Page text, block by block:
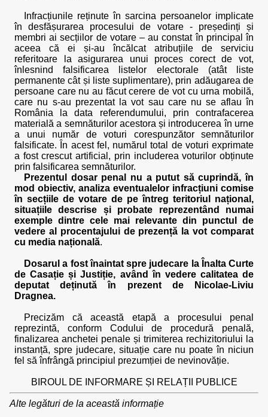
Infracțiunile reținute în sarcina persoanelor implicate
în desfășurarea procesului de votare - președinți și
membri ai secțiilor de votare – au constat în principal în
aceea că ei și-au încălcat atribuțiile de serviciu
referitoare la asigurarea unui proces corect de vot,
înlesnind falsificarea listelor electorale (atât liste
permanente cât și liste suplimentare), prin adăugarea de
persoane care nu au făcut cerere de vot cu urna mobilă,
care nu s-au prezentat la vot sau care nu se aflau în
România la data referendumului, prin contrafacerea
materială a semnăturilor acestora și introducerea în urne
a unui număr de voturi corespunzător semnăturilor
falsificate. În acest fel, numărul total de voturi exprimate
a fost crescut artificial, prin includerea voturilor obținute
prin falsificarea semnăturilor.
Prezentul dosar penal nu a putut să cuprindă, în
mod obiectiv, analiza eventualelor infracțiuni comise
în secțiile de votare de pe întreg teritoriul național,
situațiile descrise și probate reprezentând numai
exemple dintre cele mai relevante din punctul de
vedere al procentajului de prezență la vot comparat
cu media națională.
Dosarul a fost înaintat spre judecare la Înalta Curte
de Casație și Justiție, având în vedere calitatea de
deputat deținută în prezent de Nicolae-Liviu
Dragnea.
Precizăm că această etapă a procesului penal
reprezintă, conform Codului de procedură penală,
finalizarea anchetei penale și trimiterea rechizitoriului la
instanță, spre judecare, situație care nu poate în niciun
fel să înfrângă principiul prezumției de nevinovăție.
BIROUL DE INFORMARE ȘI RELAȚII PUBLICE
Alte legături de la această informație